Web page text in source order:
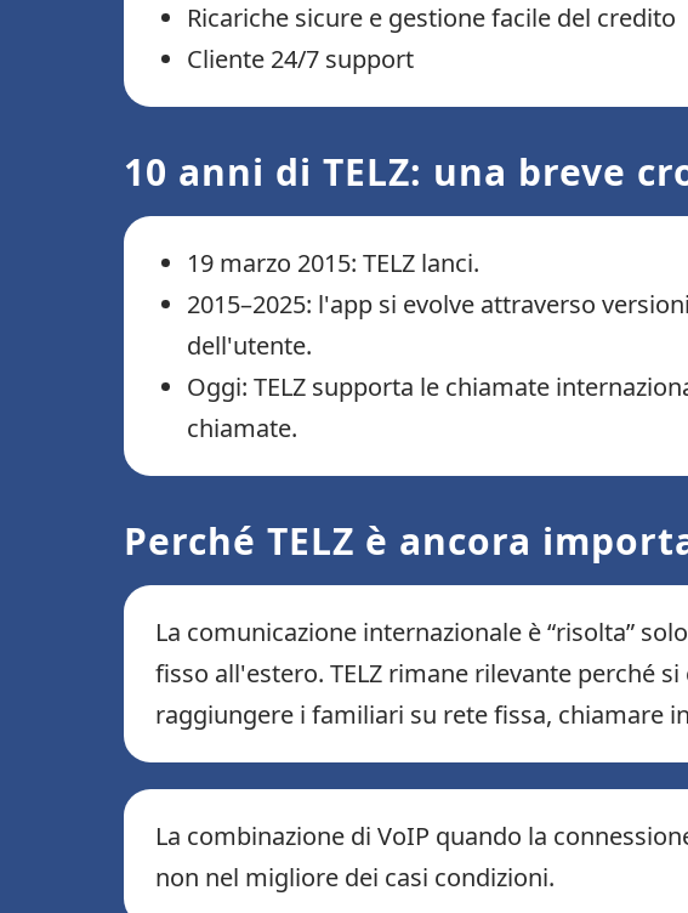
Ricariche sicure e gestione facile del credito
Cliente 24/7 support
10 anni di TELZ: una breve
19 marzo 2015: TELZ lanci.
2015–2025: l'app si evolve attraverso
dell'utente.
Oggi: TELZ supporta le chiamate
chiamate.
Perché TELZ è ancora
La comunicazione internazionale è “risolta”
fisso all'estero. TELZ rimane rilevante perché
raggiungere i familiari su rete fissa, chiamare
La combinazione di VoIP quando la
non nel migliore dei casi condizioni.